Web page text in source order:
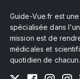
Guide-Vue.fr est
spécialisée dans
mission est de
médicales et
quotidien de chacun.